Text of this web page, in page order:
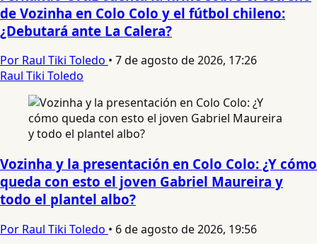
de Vozinha en Colo Colo y el fútbol chileno:
¿Debutará ante La Calera?
Por Raul Tiki Toledo • 7 de agosto de 2026, 17:26
Raul Tiki Toledo
Vozinha y la presentación en Colo Colo: ¿Y cómo
queda con esto el joven Gabriel Maureira y
todo el plantel albo?
Por Raul Tiki Toledo • 6 de agosto de 2026, 19:56